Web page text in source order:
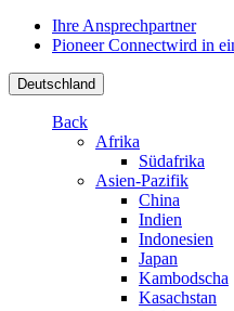
Ihre Ansprechpartner
Pioneer Connectwird in
Deutschland
Back
Afrika
Südafrika
Asien-Pazifik
China
Indien
Indonesien
Japan
Kambodscha
Kasachstan